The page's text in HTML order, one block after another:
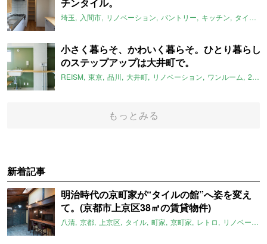
埼玉 入間市 リノベーション パントリー キッチン タイル
小さく暮らそ、かわいく暮らそ。ひとり暮らし
のステップアップは大井町で。
REISM 東京 品川 大井町 リノベーション ワンルーム 2022年4月のおすすめ
もっとみる
新着記事
明治時代の京町家が“タイルの館”へ姿を変え
て。(京都市上京区38㎡の賃貸物件)
八清 京都 上京区 タイル 町家 京町家 レトロ リノベーション